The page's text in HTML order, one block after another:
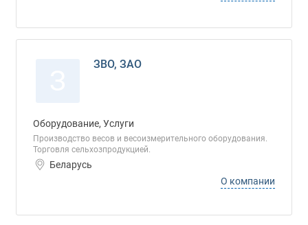
ЗВО, ЗАО
Оборудование, Услуги
Производство весов и весоизмерительного оборудования.
Торговля сельхозпродукцией.
Беларусь
О компании